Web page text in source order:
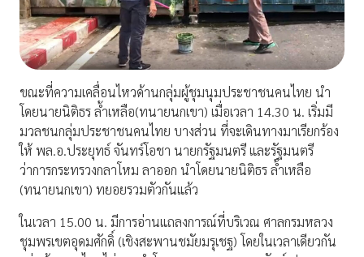
ขณะที่ความเคลื่อนไหวด้านกลุ่มผู้ชุมนุมประชาชนคนไทย นำ
โดยนายนิติธร ล้ำเหลือ(ทนายนกเขา) เมื่อเวลา 14.30 น. เริ่มมี
มวลชนกลุ่มประชาชนคนไทย บางส่วน ที่จะเดินทางมาเรียกร้อง
ให้ พล.อ.ประยุทธ์ จันทร์โอชา นายกรัฐมนตรี และรัฐมนตรี
ว่าการกระทรวงกลาโหม ลาออก นำโดยนายนิติธร ล้ำเหลือ
(ทนายนกเขา) ทยอยรวมตัวกันแล้ว
ในเวลา 15.00 น. มีการอ่านแถลงการณ์ที่บริเวณ ศาลกรมหลวง
ชุมพรเขตอุดมศักดิ์ (เชิงสะพานชมัยมรุเชฐ) โดยในเวลาเดียวกัน